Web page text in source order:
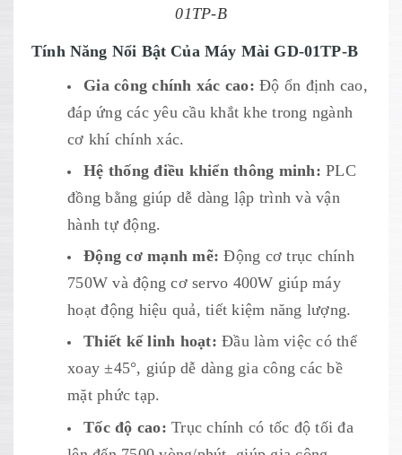
01TP-B
Tính Năng Nổi Bật Của Máy Mài GD-01TP-B
Gia công chính xác cao: Độ ổn định cao,
đáp ứng các yêu cầu khắt khe trong ngành
cơ khí chính xác.
Hệ thống điều khiển thông minh: PLC
đồng bằng giúp dễ dàng lập trình và vận
hành tự động.
Động cơ mạnh mẽ: Động cơ trục chính
750W và động cơ servo 400W giúp máy
hoạt động hiệu quả, tiết kiệm năng lượng.
Thiết kế linh hoạt: Đầu làm việc có thể
xoay ±45°, giúp dễ dàng gia công các bề
mặt phức tạp.
Tốc độ cao: Trục chính có tốc độ tối đa